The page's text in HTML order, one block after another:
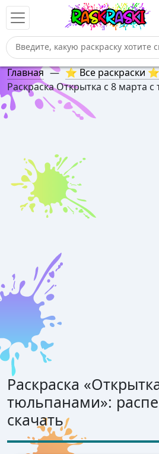
Главная — ⭐ Все раскраски ⭐
Раскраска Открытка с 8 марта
Раскраска «
тюльпанами»:
скачать